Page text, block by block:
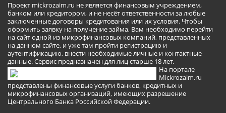
Проект mickrozaim.ru не является финансовым учреждением,
банком или кредитором, и не несёт ответственности за любые
заключенные договоры кредитования или их условия. Чтобы
оформить заявку на получение займа, Вам необходимо перейти
на сайт одной из микрофинансовых компаний, представленных
на данном сайте, и уже там пройти регистрацию и
аутентификацию, внести необходимые личные и контактные
данные. Сервис предназначен для лиц старше 18 лет.
На портале
Mickrozaim.ru
представлены финансовые услуги банков, кредитных и
микрофинансовых организаций, имеющих разрешение
Центрального Банка Российской Федерации.